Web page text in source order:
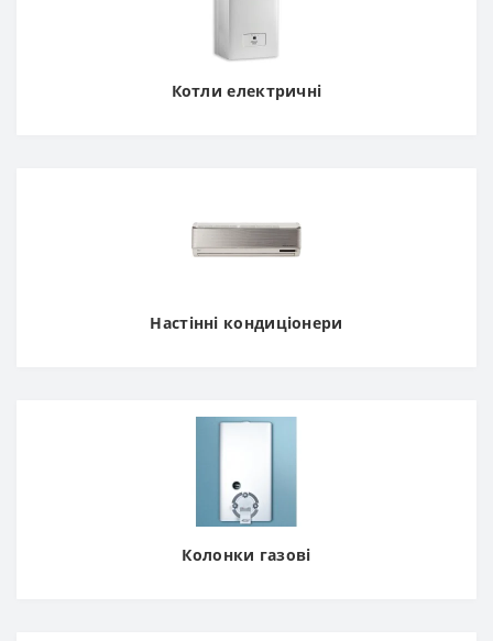
Котли електричні
Настінні кондиціонери
Колонки газові